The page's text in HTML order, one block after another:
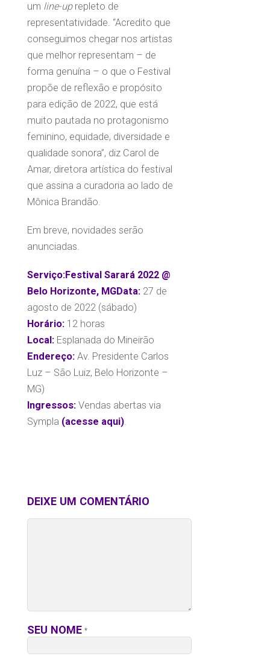
um line-uprepleto de
representatividade. “Acredito que
conseguimos chegar nos artistas
que melhor representam – de
forma genuína – o que o Festival
propõe de reflexão e propósito
para edição de 2022, que está
muito pautada no protagonismo
feminino, equidade, diversidade e
qualidade sonora”, diz Carol de
Amar, diretora artística do festival
que assina a curadoria ao lado de
Mônica Brandão.
Em breve, novidades serão
anunciadas.
Serviço:Festival Sarará 2022 @
Belo Horizonte, MGData:27 de
agosto de 2022 (sábado)
Horário:12 horas
Local:Esplanada do Mineirão
Endereço:Av. Presidente Carlos
Luz – São Luiz, Belo Horizonte –
MG)
Ingressos:Vendas abertas via
Sympla (acesse aqui).
DEIXE UM COMENTÁRIO
SEU NOME *